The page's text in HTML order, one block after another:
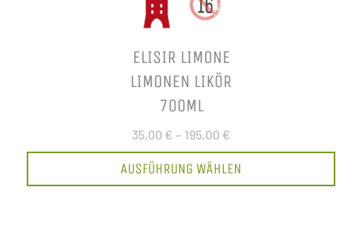
ELISIR LIMONE
LIMONEN LIKÖR
700ML
35,00 € – 195,00 €
AUSFÜHRUNG WÄHLEN